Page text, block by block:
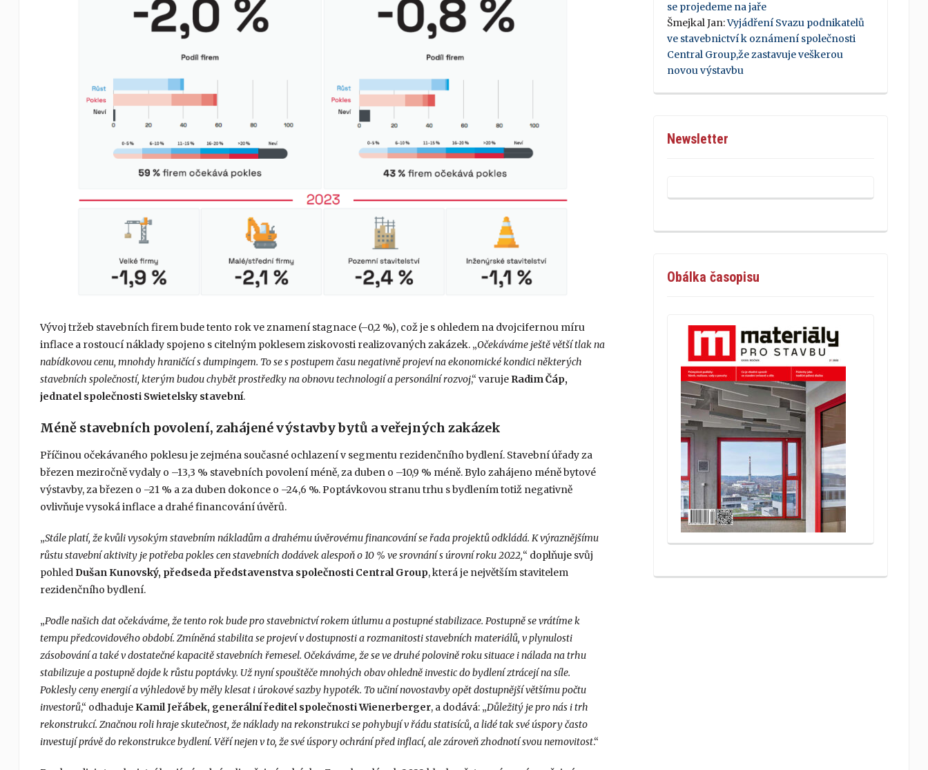
Vývoj tržeb stavebních firem bude tento rok ve znamení stagnace (–0,2 %), což je s ohledem na dvojcifernou míru
inflace a rostoucí náklady spojeno s citelným poklesem ziskovosti realizovaných zakázek. „Očekáváme ještě větší tlak na
nabídkovou cenu, mnohdy hraničící s dumpingem. To se s postupem času negativně projeví na ekonomické kondici některých
stavebních společností, kterým budou chybět prostředky na obnovu technologií a personální rozvoj,“ varuje Radim Čáp,
jednatel společnosti Swietelsky stavební.
Méně stavebních povolení, zahájené výstavby bytů a veřejných zakázek
Příčinou očekávaného poklesu je zejména současné ochlazení v segmentu rezidenčního bydlení. Stavební úřady za
březen meziročně vydaly o –13,3 % stavebních povolení méně, za duben o –10,9 % méně. Bylo zahájeno méně bytové
výstavby, za březen o –21 % a za duben dokonce o –24,6 %. Poptávkovou stranu trhu s bydlením totiž negativně
ovlivňuje vysoká inflace a drahé financování úvěrů.
„Stále platí, že kvůli vysokým stavebním nákladům a drahému úvěrovému financování se řada projektů odkládá. K výraznějšímu
růstu stavební aktivity je potřeba pokles cen stavebních dodávek alespoň o 10 % ve srovnání s úrovní roku 2022,“ doplňuje svůj
pohled Dušan Kunovský, předseda představenstva společnosti Central Group, která je největším stavitelem
rezidenčního bydlení.
„Podle našich dat očekáváme, že tento rok bude pro stavebnictví rokem útlumu a postupné stabilizace. Postupně se vrátíme k
tempu předcovidového období. Zmíněná stabilita se projeví v dostupnosti a rozmanitosti stavebních materiálů, v plynulosti
zásobování a také v dostatečné kapacitě stavebních řemesel. Očekáváme, že se ve druhé polovině roku situace i nálada na trhu
stabilizuje a postupně dojde k růstu poptávky. Už nyní spouštěče mnohých obav ohledně investic do bydlení ztrácejí na síle.
Poklesly ceny energií a výhledově by měly klesat i úrokové sazby hypoték. To učiní novostavby opět dostupnější většímu počtu
investorů,“ odhaduje Kamil Jeřábek, generální ředitel společnosti Wienerberger, a dodává: „Důležitý je pro nás i trh
rekonstrukcí. Značnou roli hraje skutečnost, že náklady na rekonstrukci se pohybují v řádu statisíců, a lidé tak své úspory často
investují právě do rekonstrukce bydlení. Věří nejen v to, že své úspory ochrání před inflací, ale zároveň zhodnotí svou nemovitost.“
se projedeme na jaře
Šmejkal Jan:Vyjádření Svazu podnikatelů
ve stavebnictví k oznámení společnosti
Central Group,že zastavuje veškerou
novou výstavbu
Newsletter
Obálka časopisu